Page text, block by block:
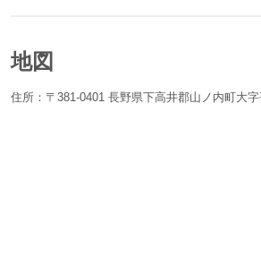
地図
住所：〒381-0401 長野県下高井郡山ノ内町大